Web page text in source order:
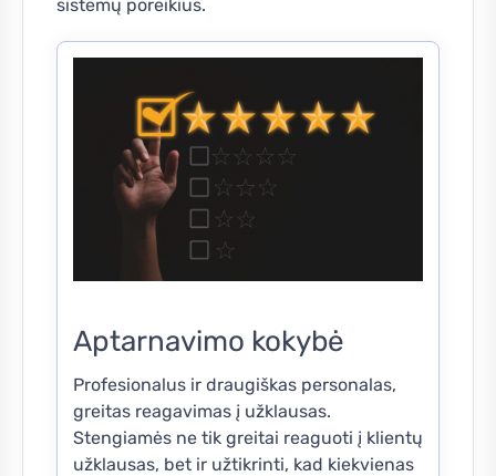
sistemų poreikius.
Aptarnavimo kokybė
Profesionalus ir draugiškas personalas,
greitas reagavimas į užklausas.
Stengiamės ne tik greitai reaguoti į klientų
užklausas, bet ir užtikrinti, kad kiekvienas